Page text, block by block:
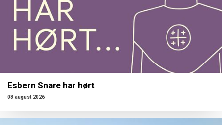
Esbern Snare har hørt
08 august 2026